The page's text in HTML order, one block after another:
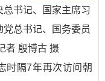
总书记、国家主席习
总书记、国务委员
者 殷博古 摄
时隔7年再次访问朝